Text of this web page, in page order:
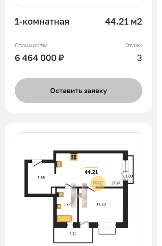
1-комнатная 44.21 м2
Стоимость:
6 464 000 ₽
Этаж:
3
Оставить заявку